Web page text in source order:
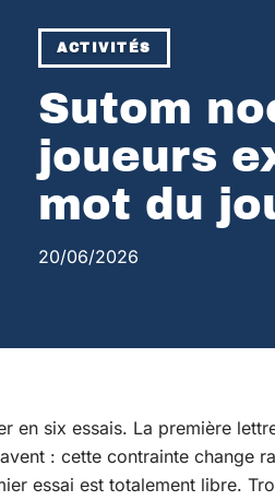
ACTIVITÉS
Sutom
joueurs
mot du
20/06/2026
en six essais. La première
: cette contrainte change
essai est totalement libre.